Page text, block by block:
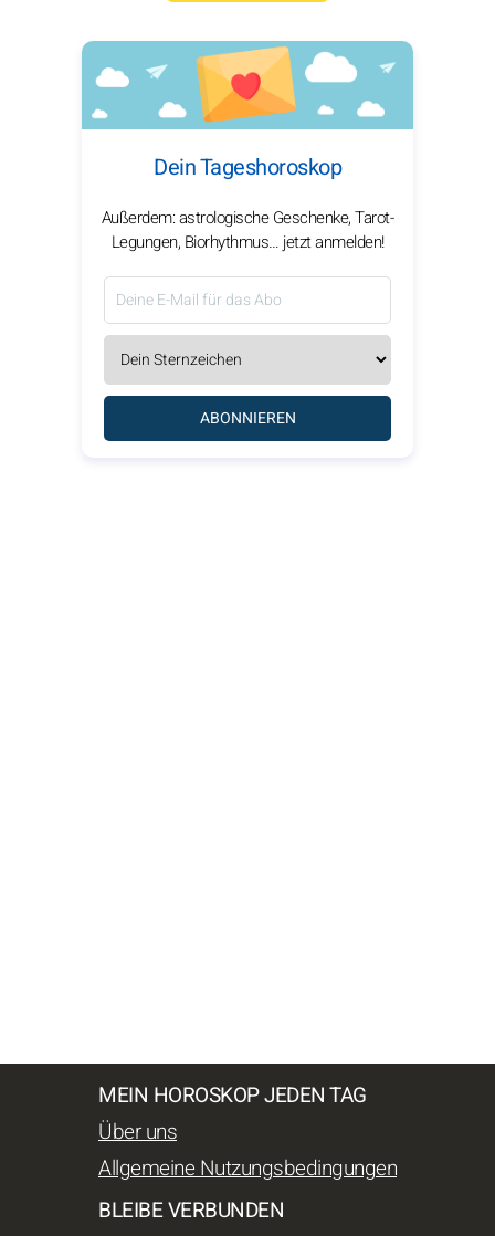
Dein Tageshoroskop
Außerdem: astrologische Geschenke, Tarot-
Legungen, Biorhythmus… jetzt anmelden!
ABONNIEREN
MEIN HOROSKOP JEDEN TAG
Über uns
Allgemeine Nutzungsbedingungen
BLEIBE VERBUNDEN